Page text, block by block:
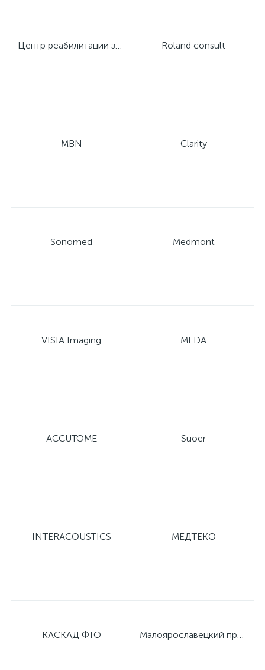
Центр реабилитации зрения профессора Дембского Roland consult
MBN Clarity
Sonomed Medmont
VISIA Imaging MEDA
ACCUTOME Suoer
INTERACOUSTICS МЕДТЕКО
КАСКАД ФТО Малоярославецкий приборный завод